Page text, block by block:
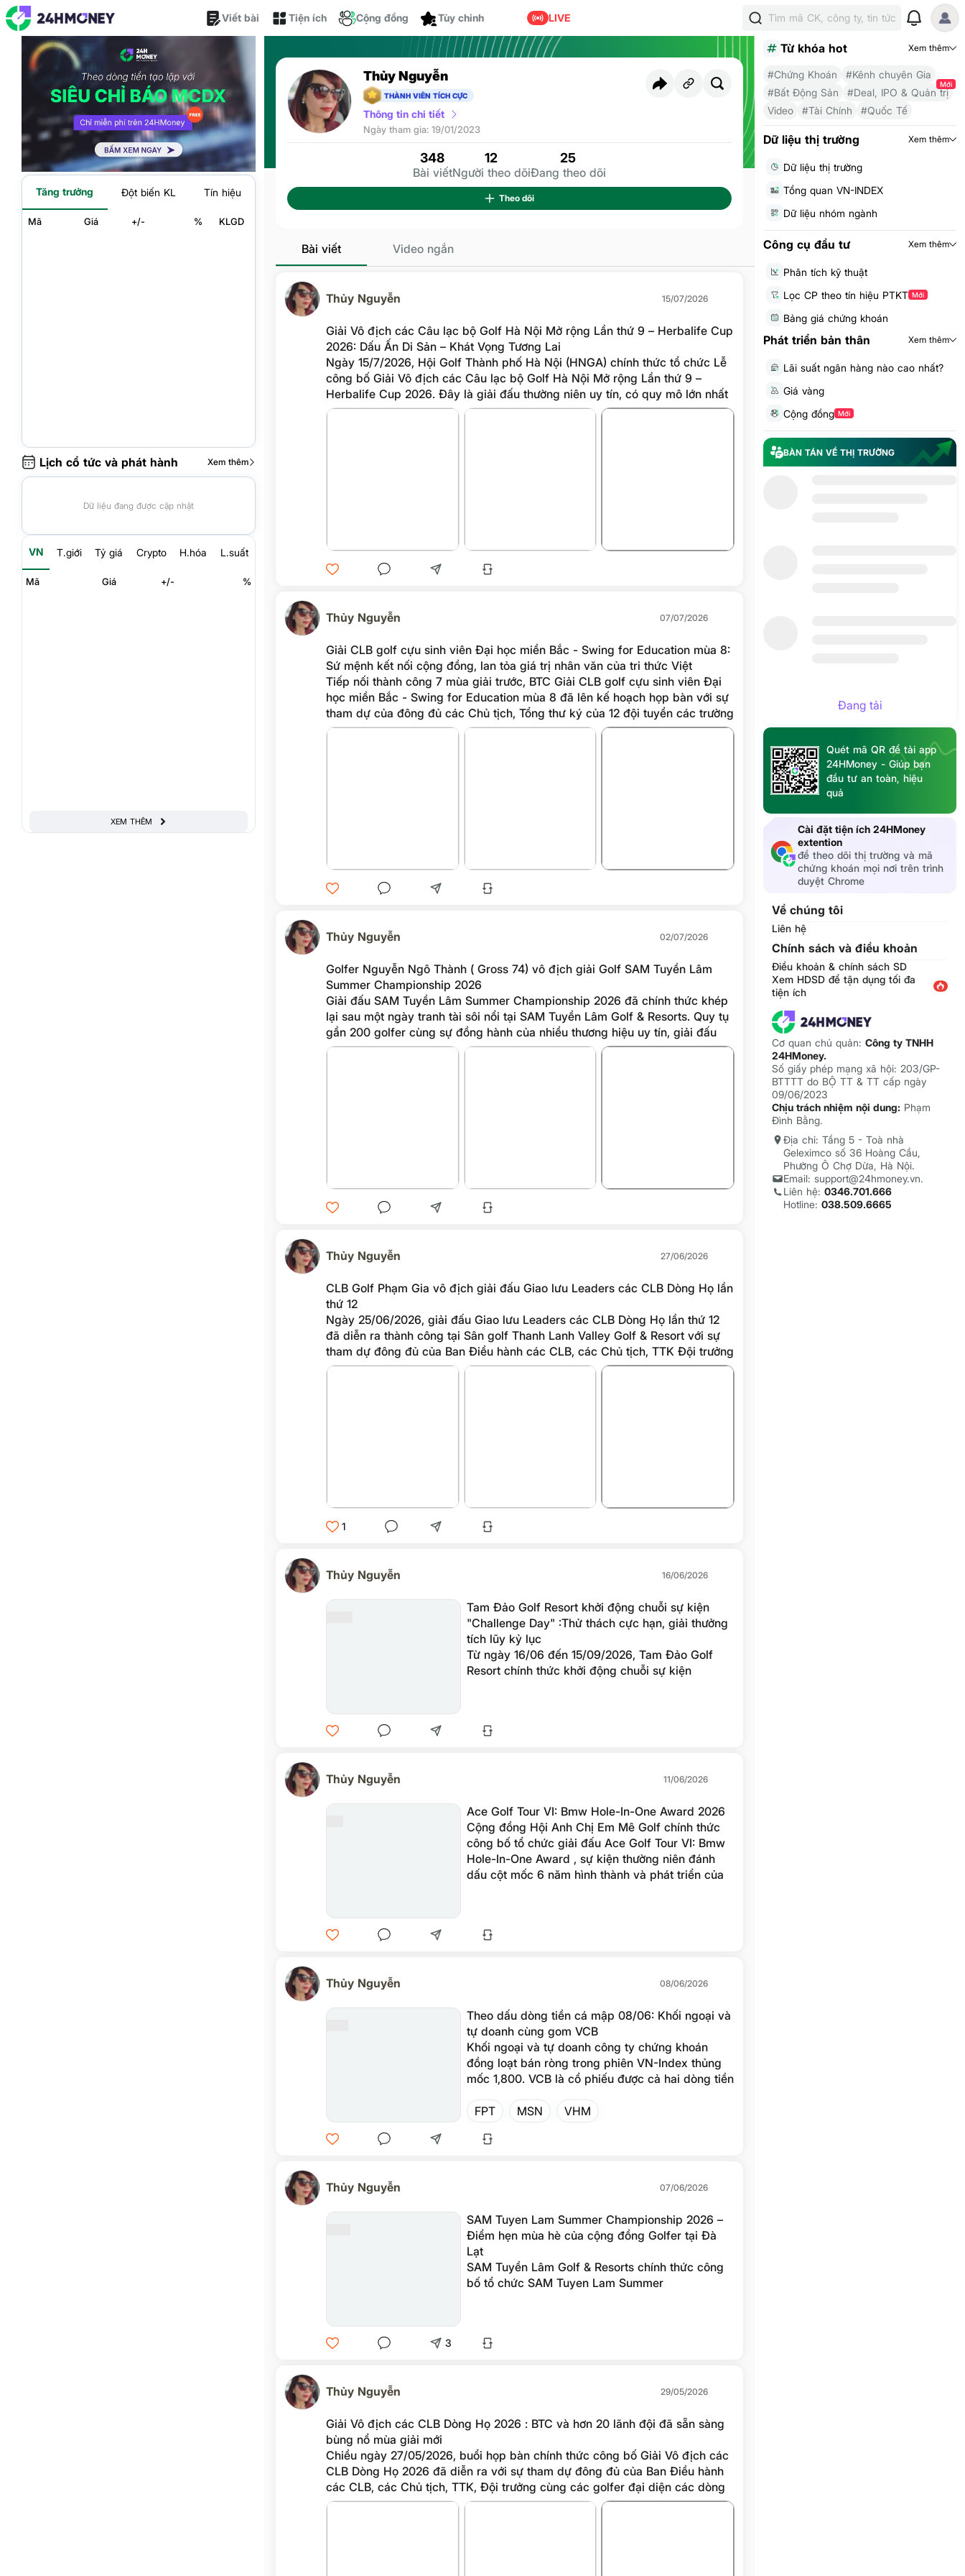
Viết bài Tiện ích Cộng đồng
LIVE
Tìm mã CK, công ty, tin tức
Tăng trưởng Đột biến KL Tín hiệu
Mã Giá +/- % KLGD
Lịch cổ tức và phát hành Xem thêm
Dữ liệu đang được cập nhật
VN T.giới Tỷ giá Crypto H.hóa L.suất
Mã Giá +/- %
XEM THÊM
Thủy Nguyễn
THÀNH VIÊN TÍCH CỰC
Thông tin chi tiết
Ngày tham gia: 19/01/2023
348
Bài viết
12
Người theo dõi
25
Đang theo dõi
Theo dõi
Bài viết Video ngắn
Thủy Nguyễn 15/07/2026
Giải Vô địch các Câu lạc bộ Golf Hà Nội Mở rộng Lần thứ 9 – Herbalife Cup
2026: Dấu Ấn Di Sản – Khát Vọng Tương Lai
Ngày 15/7/2026, Hội Golf Thành phố Hà Nội (HNGA) chính thức tổ chức Lễ
công bố Giải Vô địch các Câu lạc bộ Golf Hà Nội Mở rộng Lần thứ 9 –
Herbalife Cup 2026. Đây là giải đấu thường niên uy tín, có quy mô lớn nhất
Thủ đô do Hội Golf Thành phố Hà Nội (HNGA) tổ chức, dưới sự bảo trợ của
Thủy Nguyễn 07/07/2026
Giải CLB golf cựu sinh viên Đại học miền Bắc - Swing for Education mùa 8:
Sứ mệnh kết nối cộng đồng, lan tỏa giá trị nhân văn của tri thức Việt
Tiếp nối thành công 7 mùa giải trước, BTC Giải CLB golf cựu sinh viên Đại
học miền Bắc - Swing for Education mùa 8 đã lên kế hoạch họp bàn với sự
tham dự của đông đủ các Chủ tịch, Tổng thư ký của 12 đội tuyển các trường
đại học hứa hẹn một mùa giải thành công, kết nối cộng đồng và lan tỏa giá
Thủy Nguyễn 02/07/2026
Golfer Nguyễn Ngô Thành ( Gross 74) vô địch giải Golf SAM Tuyền Lâm
Summer Championship 2026
Giải đấu SAM Tuyền Lâm Summer Championship 2026 đã chính thức khép
lại sau một ngày tranh tài sôi nổi tại SAM Tuyền Lâm Golf & Resorts. Quy tụ
gần 200 golfer cùng sự đồng hành của nhiều thương hiệu uy tín, giải đấu
không chỉ mang đến những màn thi đấu chất lượng mà còn tạo nên không
Thủy Nguyễn 27/06/2026
CLB Golf Phạm Gia vô địch giải đấu Giao lưu Leaders các CLB Dòng Họ lần
thứ 12
Ngày 25/06/2026, giải đấu Giao lưu Leaders các CLB Dòng Họ lần thứ 12
đã diễn ra thành công tại Sân golf Thanh Lanh Valley Golf & Resort với sự
tham dự đông đủ của Ban Điều hành các CLB, các Chủ tịch, TTK Đội trưởng
cùng các golfer đại diện các Dòng Họ.
1
Thủy Nguyễn 16/06/2026
Tam Đảo Golf Resort khởi động chuỗi sự kiện
"Challenge Day" :Thử thách cực hạn, giải thưởng
tích lũy kỷ lục
Từ ngày 16/06 đến 15/09/2026, Tam Đảo Golf
Resort chính thức khởi động chuỗi sự kiện
Thủy Nguyễn 11/06/2026
Ace Golf Tour VI: Bmw Hole-In-One Award 2026
Cộng đồng Hội Anh Chị Em Mê Golf chính thức
công bố tổ chức giải đấu Ace Golf Tour VI: Bmw
Hole-In-One Award , sự kiện thường niên đánh
dấu cột mốc 6 năm hình thành và phát triển của
Thủy Nguyễn 08/06/2026
Theo dấu dòng tiền cá mập 08/06: Khối ngoại và
tự doanh cùng gom VCB
Khối ngoại và tự doanh công ty chứng khoán
đồng loạt bán ròng trong phiên VN-Index thủng
mốc 1,800. VCB là cổ phiếu được cả hai dòng tiền
FPT
MSN VHM
Thủy Nguyễn 07/06/2026
SAM Tuyen Lam Summer Championship 2026 –
Điểm hẹn mùa hè của cộng đồng Golfer tại Đà
Lạt
SAM Tuyền Lâm Golf & Resorts chính thức công
bố tổ chức SAM Tuyen Lam Summer
nước, với tổng giá trị giải thưởng Hole-In-One hơn
năm 2026, tiếp nối SAM Tuyen Lam Spring
3
Thủy Nguyễn 29/05/2026
Giải Vô địch các CLB Dòng Họ 2026 : BTC và hơn 20 lãnh đội đã sẵn sàng
bùng nổ mùa giải mới
Chiều ngày 27/05/2026, buổi họp bàn chính thức công bố Giải Vô địch các
CLB Dòng Họ 2026 đã diễn ra với sự tham dự đông đủ của Ban Điều hành
các CLB, các Chủ tịch, TTK, Đội trưởng cùng các golfer đại diện các dòng
họ, nhà tài trợ, đơn vị đồng hành cùng đông đảo cơ quan báo chí và truyền
Từ khóa hot Xem thêm
#Chứng Khoán
#Kênh chuyên Gia
#Bất Động Sản
#Deal, IPO & Quản trị
Mới
Video #Tài Chính #Quốc Tế
Dữ liệu thị trường Xem thêm
Dữ liệu thị trường
Tổng quan VN-INDEX
Dữ liệu nhóm ngành
Công cụ đầu tư Xem thêm
Phân tích kỹ thuật
Lọc CP theo tín hiệu PTKT Mới
Bảng giá chứng khoán
Phát triển bản thân Xem thêm
Lãi suất ngân hàng nào cao nhất?
Giá vàng
Cộng đồng Mới
BÀN TÁN VỀ THỊ TRƯỜNG
Đang tải
Quét mã QR để tải app
24HMoney - Giúp bạn
đầu tư an toàn, hiệu
quả
Cài đặt tiện ích 24HMoney
extention
để theo dõi thị trường và mã
chứng khoán mọi nơi trên trình
duyệt Chrome
Về chúng tôi
Liên hệ
Chính sách và điều khoản
Điều khoản & chính sách SD
Xem HDSD để tận dụng tối đa
tiện ích
Cơ quan chủ quản: Công ty TNHH
24HMoney.
Số giấy phép mạng xã hội: 203/GP-
BTTTT do BỘ TT & TT cấp ngày
09/06/2023
Chịu trách nhiệm nội dung: Phạm
Đình Bằng.
Địa chỉ: Tầng 5 - Toà nhà
Geleximco số 36 Hoàng Cầu,
Phường Ô Chợ Dừa, Hà Nội.
Email: support@24hmoney.vn.
Liên hệ: 0346.701.666
Hotline: 038.509.6665